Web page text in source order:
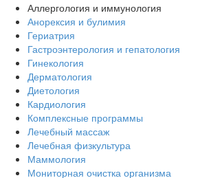
Аллергология и иммунология
Анорексия и булимия
Гериатрия
Гастроэнтерология и гепатология
Гинекология
Дерматология
Диетология
Кардиология
Комплексные программы
Лечебный массаж
Лечебная физкультура
Маммология
Мониторная очистка организма